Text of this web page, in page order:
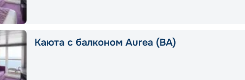
Каюта с балконом Aurea (BA)